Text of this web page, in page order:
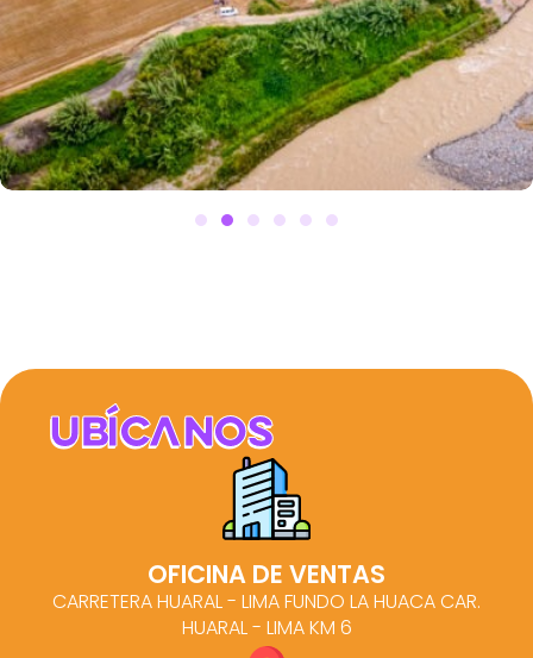
Terrazas de Aucallama
Ubícanos
OFICINA DE VENTAS
CARRETERA HUARAL - LIMA FUNDO LA HUACA CAR.
HUARAL - LIMA KM 6